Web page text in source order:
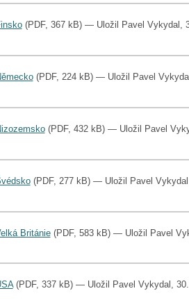
(PDF, 367 kB) — Uložil Pavel Vykydal,
(PDF, 224 kB) — Uložil Pavel
(PDF, 432 kB) — Uložil Pavel
(PDF, 277 kB) — Uložil Pavel
Británie(PDF, 583 kB) — Uložil Pavel
(PDF, 337 kB) — Uložil Pavel Vykydal,